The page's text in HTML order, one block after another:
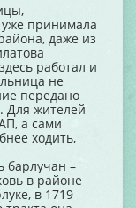
принимала
даже из
работал и
не
передано
Для жителей
а сами
ходить,
барлучан –
в районе
в 1719